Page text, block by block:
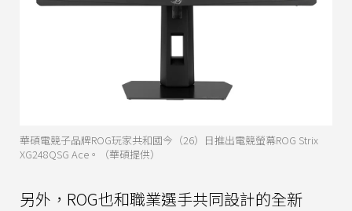
華碩電競子品牌ROG玩家共和國今（26）日推出電競螢幕ROG Strix
XG248QSG Ace。（華碩提供）
另外，ROG也和職業選手共同設計的全新